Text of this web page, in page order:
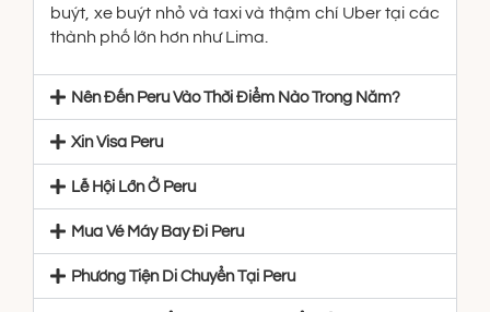
buýt, xe buýt nhỏ và taxi và thậm chí Uber tại các
thành phố lớn hơn như Lima.
Nên Đến Peru Vào Thời Điểm Nào Trong Năm?
Xin Visa Peru
Lễ Hội Lớn Ở Peru
Mua Vé Máy Bay Đi Peru
Phương Tiện Di Chuyển Tại Peru